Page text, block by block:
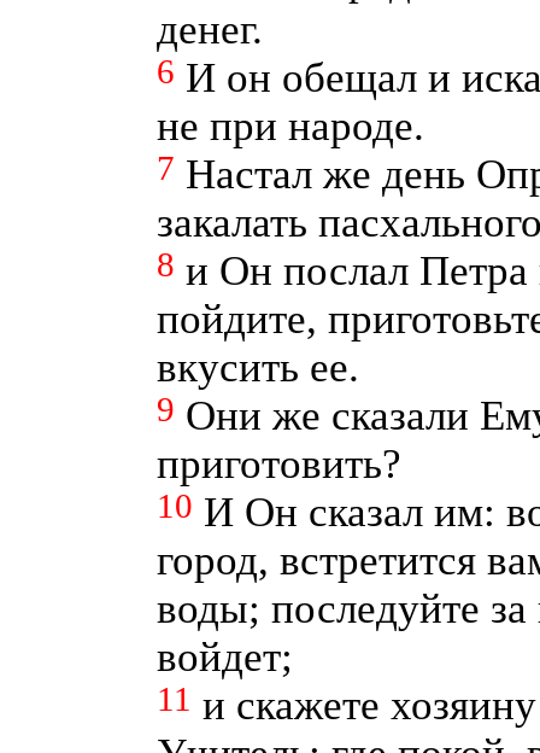
денег.
6 И он обещал и
не при народе.
7 Настал же день
закалать
8 и Он послал Петра
пойдите,
вкусить ее.
9 Они же сказали
приготовить?
10 И Он сказал им:
город, встретится
воды; последуйте
войдет;
11 и скажете